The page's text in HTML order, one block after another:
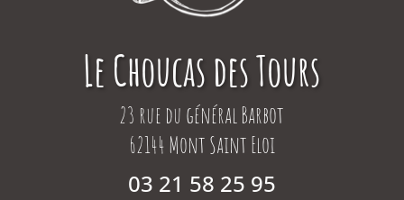
Le Choucas des Tours
23 rue du général Barbot
62144 Mont Saint Eloi
03 21 58 25 95